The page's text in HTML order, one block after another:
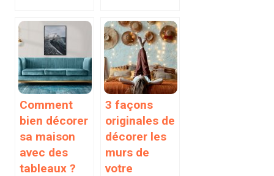
Comment
bien décorer
sa maison
avec des
tableaux ?
3 façons
originales de
décorer les
murs de
votre